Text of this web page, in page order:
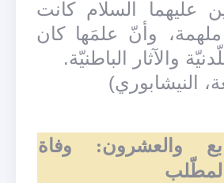
عليهما السلام كانت
وأنّ علمَها كان
والآثار الباطنيّة.
النيشابوري)
والعشرون: وفاة